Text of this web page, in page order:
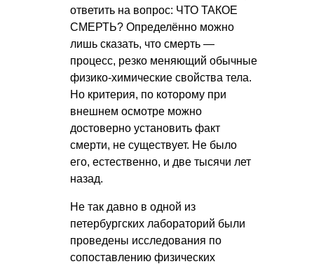
ответить на вопрос: ЧТО ТАКОЕ
СМЕРТЬ? Определённо можно
лишь сказать, что смерть —
процесс, резко меняющий обычные
физико-химические свойства тела.
Но критерия, по которому при
внешнем осмотре можно
достоверно установить факт
смерти, не существует. Не было
его, естественно, и две тысячи лет
назад.
Не так давно в одной из
петербургских лабораторий были
проведены исследования по
сопоставлению физических